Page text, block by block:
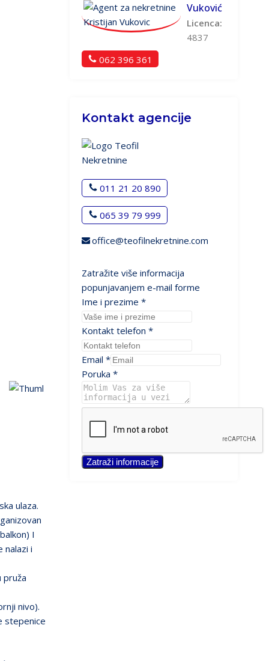
ulaza.
I
nalazi i
pruža
nivo).
stepenice
Vuković
Licenca:
4837
062 396 361
Kontakt agencije
011 21 20 890
065 39 79 999
office@teofilnekretnine.com
Zatražite više informacija
popunjavanjem e-mail forme
Ime i prezime *
Kontakt telefon *
Email *
Poruka *
Zatraži informacije